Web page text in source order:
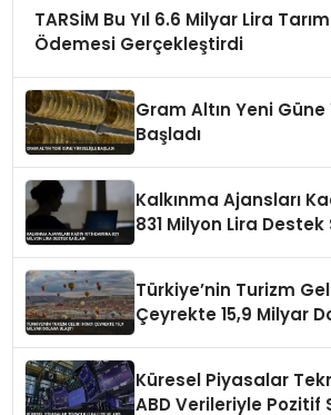
TARSİM Bu Yıl 6.6 Milyar Lira
Ödemesi Gerçekleştirdi
Gram Altın Yeni
Başladı
Kalkınma Ajansları
831 Milyon Lira Destek
Türkiye’nin Turizm
Çeyrekte 15,9 Milyar
Küresel Piyasalar
ABD Verileriyle Pozitif